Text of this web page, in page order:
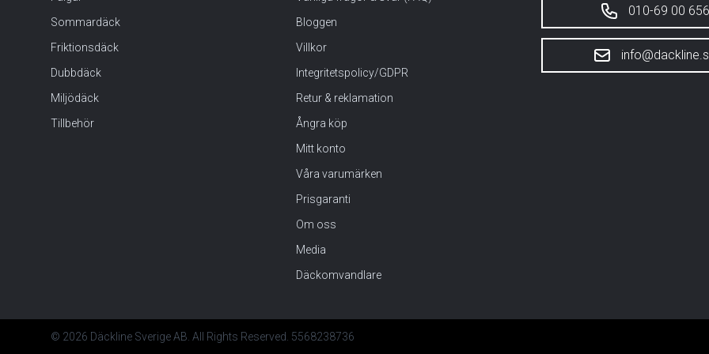
Sommardäck
Friktionsdäck
Dubbdäck
Miljödäck
Tillbehör
Bloggen
Villkor
Integritetspolicy/GDPR
Retur & reklamation
Ångra köp
Mitt konto
Våra varumärken
Prisgaranti
Om oss
Media
Däckomvandlare
010-69 00 656
© 2026 Däckline Sverige AB. All Rights Reserved. 5568238736